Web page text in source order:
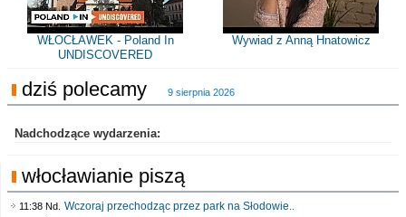
WŁOCŁAWEK - Poland In
UNDISCOVERED
Wywiad z Anną Hnatowicz
dziś polecamy 9 sierpnia 2026
Nadchodzące wydarzenia:
włocławianie piszą
11:38 Nd. Wczoraj przechodząc przez park na Słodowie..